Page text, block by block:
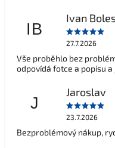
IB
Ivan
27.7.2026
Vše proběhlo bez
odpovídá fotce a popisu
J
Jaroslav
23.7.2026
Bezproblémový nákup,